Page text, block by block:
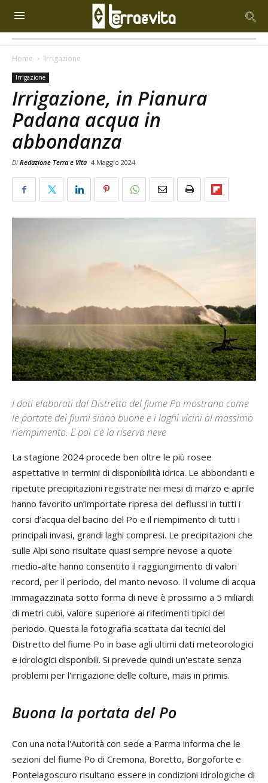
Home Irrigazione
Irrigazione
Irrigazione, in Pianura
Padana acqua in
abbondanza
Di Redazione Terra e Vita 4 Maggio 2024
I dati elaborati dal Distretto del fiume Po mostrano come
le portate dei fiumi siano buone e i laghi vicini al massimo
riempimento. E poi c'è la riserva neve
La stagione 2024 procede ben oltre le più rosee
aspettative in termini di disponibilità idrica. Le abbondanti e
ripetute precipitazioni registrate nei mesi di marzo e aprile
hanno favorito un’importate ripresa dei deflussi in tutti i
corsi d’acqua del bacino del Po e il riempimento di tutti i
principali invasi, grandi laghi compresi. Le precipitazioni che
sulle Alpi sono risultate quasi sempre nevose a quote
medio-alte hanno consentito il raggiungimento di valori
record, per il periodo, del manto nevoso. Il volume di acqua
immagazzinata sotto forma di neve è prossimo a 5 miliardi
di metri cubi, valore superiore ai riferimenti tipici del
periodo. Questa la fotografia scattata dai tecnici del
Distretto del fiume Po in base agli ultimi dati meteorologici
e idrologici disponibili. Si prevede quindi un'estate senza
problemi per l'irrigazione delle colture, mais in primis.
Buona la portata del Po
Con una nota l'Autorità con sede a Parma informa che le
sezioni del fiume Po di Cremona, Boretto, Borgoforte e
Pontelagoscuro risultano essere in condizioni idrologiche di